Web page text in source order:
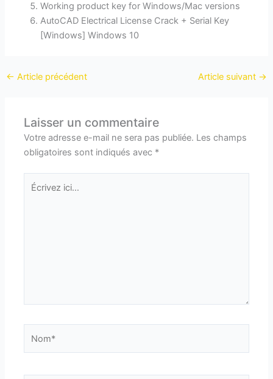
Working product key for Windows/Mac versions
AutoCAD Electrical License Crack + Serial Key
[Windows] Windows 10
← Article précédent Article suivant →
Laisser un commentaire
Votre adresse e-mail ne sera pas publiée. Les champs
obligatoires sont indiqués avec *
Écrivez
ici…